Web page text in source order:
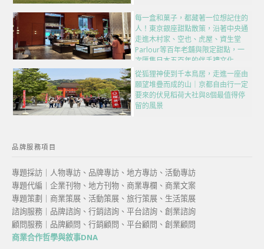
每一盒和菓子，都藏著一位想記住的
人！東京銀座甜點散策，沿著中央通
走進木村家、空也、虎屋、資生堂
Parlour等百年老舖與限定甜點，一
次匯集日本五百年的伴手禮文化
從狐狸神使到千本鳥居，走進一座由
願望堆疊而成的山｜京都自由行一定
要來的伏見稻荷大社與8個最值得停
留的風景
品牌服務項目
專題採訪｜人物專訪、品牌專訪、地方專訪、活動專訪
專題代編｜企業刊物、地方刊物、商業專欄、商業文案
專題策劃｜商業策展、活動策展、旅行策展、生活策展
諮詢服務｜品牌諮詢、行銷諮詢、平台諮詢、創業諮詢
顧問服務｜品牌顧問、行銷顧問、平台顧問、創業顧問
商業合作哲學與敘事DNA